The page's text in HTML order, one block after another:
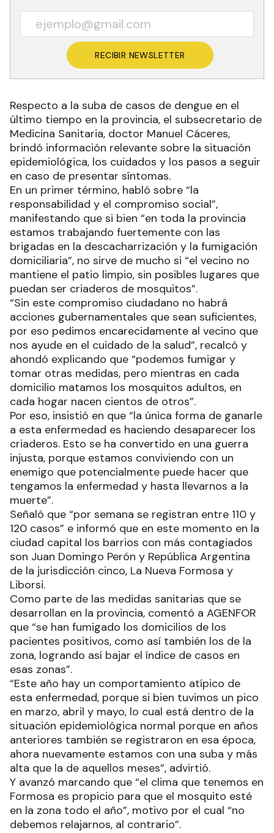
RECIBIR NEWSLETTER
Respecto a la suba de casos de dengue en el
último tiempo en la provincia, el subsecretario de
Medicina Sanitaria, doctor Manuel Cáceres,
brindó información relevante sobre la situación
epidemiológica, los cuidados y los pasos a seguir
en caso de presentar síntomas.
En un primer término, habló sobre “la
responsabilidad y el compromiso social”,
manifestando que si bien “en toda la provincia
estamos trabajando fuertemente con las
brigadas en la descacharrización y la fumigación
domiciliaria”, no sirve de mucho si “el vecino no
mantiene el patio limpio, sin posibles lugares que
puedan ser criaderos de mosquitos”.
“Sin este compromiso ciudadano no habrá
acciones gubernamentales que sean suficientes,
por eso pedimos encarecidamente al vecino que
nos ayude en el cuidado de la salud”, recalcó y
ahondó explicando que “podemos fumigar y
tomar otras medidas, pero mientras en cada
domicilio matamos los mosquitos adultos, en
cada hogar nacen cientos de otros”.
Por eso, insistió en que “la única forma de ganarle
a esta enfermedad es haciendo desaparecer los
criaderos. Esto se ha convertido en una guerra
injusta, porque estamos conviviendo con un
enemigo que potencialmente puede hacer que
tengamos la enfermedad y hasta llevarnos a la
muerte”.
Señaló que “por semana se registran entre 110 y
120 casos” e informó que en este momento en la
ciudad capital los barrios con más contagiados
son Juan Domingo Perón y República Argentina
de la jurisdicción cinco, La Nueva Formosa y
Liborsi.
Como parte de las medidas sanitarias que se
desarrollan en la provincia, comentó a AGENFOR
que “se han fumigado los domicilios de los
pacientes positivos, como así también los de la
zona, logrando así bajar el índice de casos en
esas zonas”.
“Este año hay un comportamiento atípico de
esta enfermedad, porque si bien tuvimos un pico
en marzo, abril y mayo, lo cual está dentro de la
situación epidemiológica normal porque en años
anteriores también se registraron en esa época,
ahora nuevamente estamos con una suba y más
alta que la de aquellos meses”, advirtió.
Y avanzó marcando que “el clima que tenemos en
Formosa es propicio para que el mosquito esté
en la zona todo el año”, motivo por el cual “no
debemos relajarnos, al contrario”.